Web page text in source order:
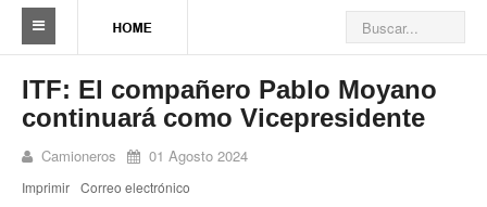
Sindicato
Reseña histórica
Autoridades
ITF: El compañero Pablo Moyano
continuará como Vicepresidente
Camioneros 01 Agosto 2024
Imprimir Correo electrónico